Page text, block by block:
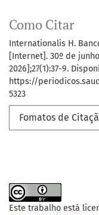
Como Citar
Internationalis H.
[Internet]. 30º de
2026];27(1):37-9.
https://
5323
Fomatos de
Este trabalho está